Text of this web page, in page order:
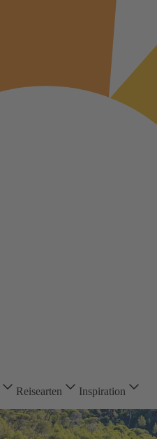
Reisearten Inspiration